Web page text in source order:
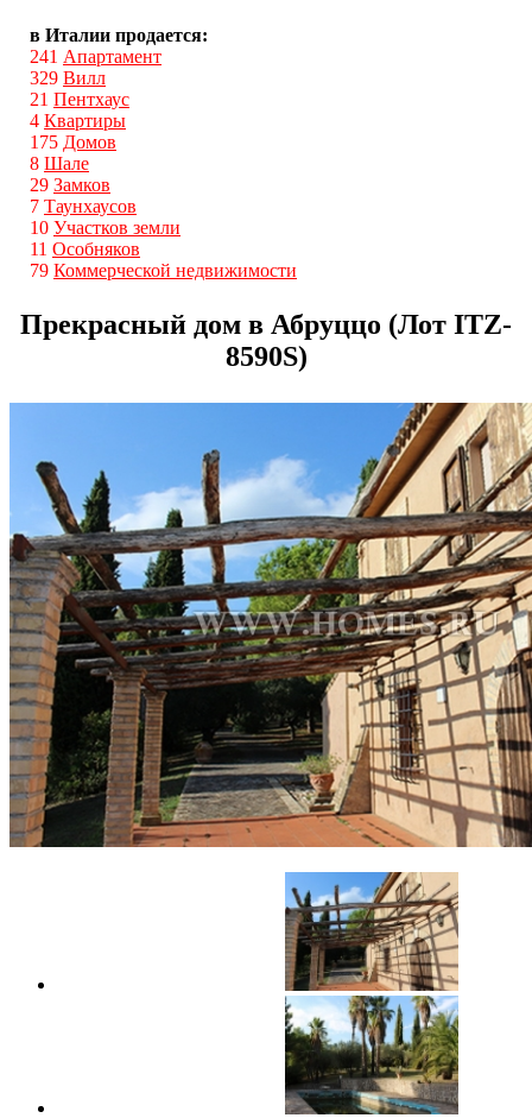
в Италии продается:
241 Апартамент
329 Вилл
21 Пентхаус
4 Квартиры
175 Домов
8 Шале
29 Замков
7 Таунхаусов
10 Участков земли
11 Особняков
79 Коммерческой недвижимости
Прекрасный дом в Абруццо (Лот ITZ-
8590S)